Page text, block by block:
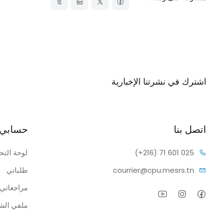
اشترك في نشرتنا الإخبارية
اتصل بنا
(+216) 71 601 025
courrier@cpu.mesrs.tn
حسابي
لوحة
طلباتي
مراجعاتي
ملفي